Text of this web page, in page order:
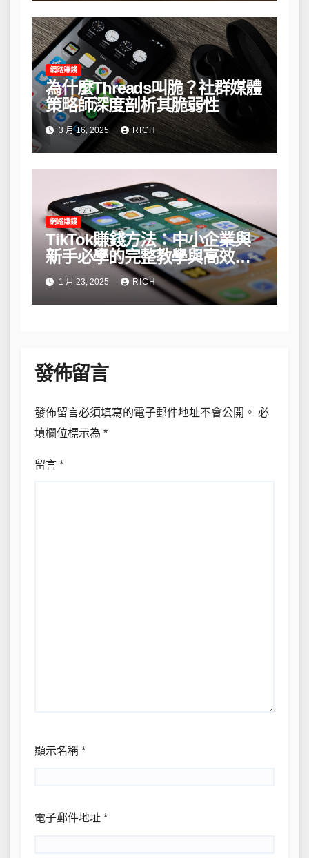
網路賺錢
為什麼Threads叫脆？社群媒體
策略師深度剖析其脆弱性
3 月 16, 2025 RICH
網路賺錢
TikTok賺錢方法：中小企業與
新手必學的完整教學與高效策
略1 月 23, 2025 RICH
發佈留言
發佈留言必須填寫的電子郵件地址不會公開。 必
填欄位標示為 *
留言 *
顯示名稱 *
電子郵件地址 *